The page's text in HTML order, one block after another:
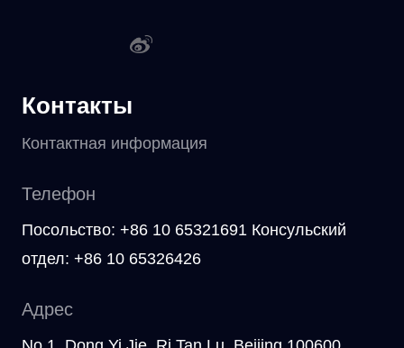
Контакты
Контактная информация
Телефон
Посольство: +86 10 65321691 Консульский
отдел: +86 10 65326426
Адрес